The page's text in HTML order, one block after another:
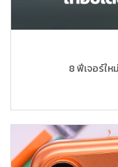
8 ฟีเจอร์ให